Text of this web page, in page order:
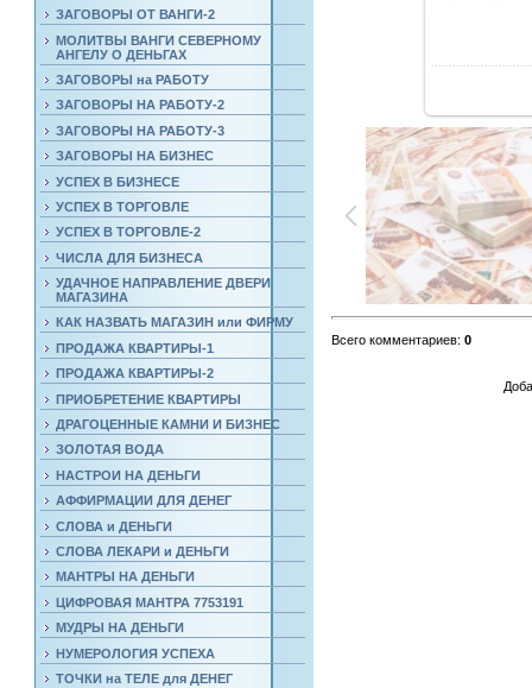
ЗАГОВОРЫ ОТ ВАНГИ-2
МОЛИТВЫ ВАНГИ СЕВЕРНОМУ
АНГЕЛУ О ДЕНЬГАХ
ЗАГОВОРЫ на РАБОТУ
ЗАГОВОРЫ НА РАБОТУ-2
ЗАГОВОРЫ НА РАБОТУ-3
ЗАГОВОРЫ НА БИЗНЕС
УСПЕХ В БИЗНЕСЕ
УСПЕХ В ТОРГОВЛЕ
УСПЕХ В ТОРГОВЛЕ-2
ЧИСЛА ДЛЯ БИЗНЕСА
УДАЧНОЕ НАПРАВЛЕНИЕ ДВЕРИ
МАГАЗИНА
КАК НАЗВАТЬ МАГАЗИН или ФИРМУ
ПРОДАЖА КВАРТИРЫ-1
ПРОДАЖА КВАРТИРЫ-2
ПРИОБРЕТЕНИЕ КВАРТИРЫ
ДРАГОЦЕННЫЕ КАМНИ И БИЗНЕС
ЗОЛОТАЯ ВОДА
НАСТРОИ НА ДЕНЬГИ
АФФИРМАЦИИ ДЛЯ ДЕНЕГ
СЛОВА и ДЕНЬГИ
СЛОВА ЛЕКАРИ и ДЕНЬГИ
МАНТРЫ НА ДЕНЬГИ
ЦИФРОВАЯ МАНТРА 7753191
МУДРЫ НА ДЕНЬГИ
НУМЕРОЛОГИЯ УСПЕХА
ТОЧКИ на ТЕЛЕ для ДЕНЕГ
Всего комментариев:0